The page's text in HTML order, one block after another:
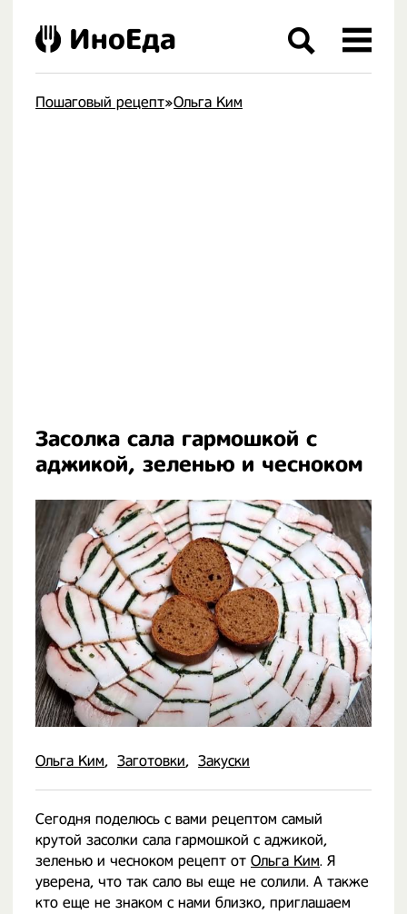
Пошаговый рецепт»Ольга Ким
Засолка сала гармошкой с
аджикой, зеленью и чесноком
Ольга Ким Заготовки Закуски
Сегодня поделюсь с вами рецептом самый
крутой засолки сала гармошкой с аджикой,
зеленью и чесноком рецепт от Ольга Ким. Я
уверена, что так сало вы еще не солили. А также
кто еще не знаком с нами близко, приглашаем
ИноЕда